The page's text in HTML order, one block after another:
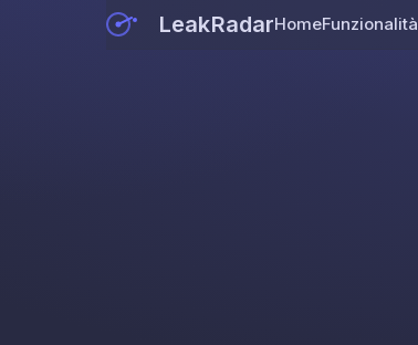
LeakRadarHomeFunzionalità